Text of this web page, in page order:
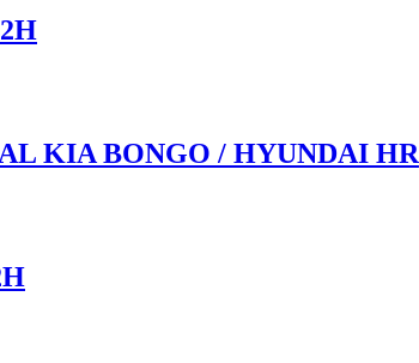
KIA BONGO / HYUNDAI HR